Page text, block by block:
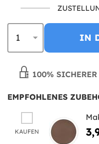
IN
100%
EMPFOHLENES
KAUFEN